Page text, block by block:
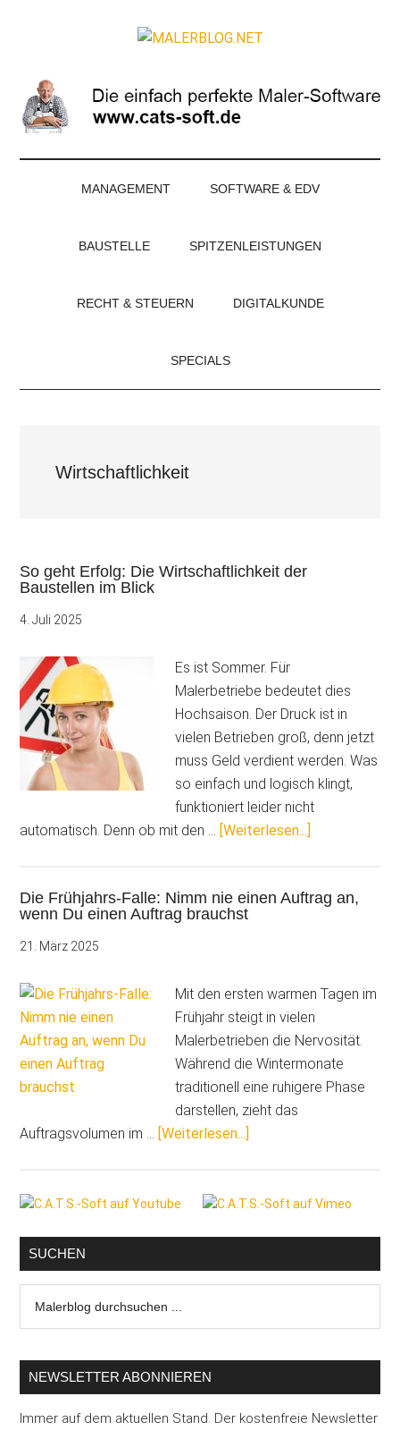
Magazin
für
Maler
und
MANAGEMENT SOFTWARE & EDV
BAUSTELLE SPITZENLEISTUNGEN
RECHT & STEUERN DIGITALKUNDE
SPECIALS
Wirtschaftlichkeit
So geht Erfolg: Die Wirtschaftlichkeit der
Baustellen im Blick
4. Juli 2025
Es ist Sommer. Für
Malerbetriebe bedeutet dies
Hochsaison. Der Druck ist in
vielen Betrieben groß, denn jetzt
muss Geld verdient werden. Was
so einfach und logisch klingt,
funktioniert leider nicht
automatisch. Denn ob mit den … [Weiterlesen...]
Die
im
Blick
Die Frühjahrs-Falle: Nimm nie einen Auftrag an,
wenn Du einen Auftrag brauchst
21. März 2025
Mit den ersten warmen Tagen im
Frühjahr steigt in vielen
Malerbetrieben die Nervosität.
Während die Wintermonate
traditionell eine ruhigere Phase
darstellen, zieht das
Auftragsvolumen im … [Weiterlesen...]
Nimm
Auftrag
einen
brauchst
Seitenspalte
SUCHEN
durchsuchen
NEWSLETTER ABONNIEREN
Immer auf dem aktuellen Stand. Der kostenfreie Newsletter